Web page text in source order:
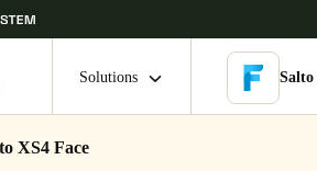
paramètres de localisation et de langue
Solutions Salto
XS4 Face